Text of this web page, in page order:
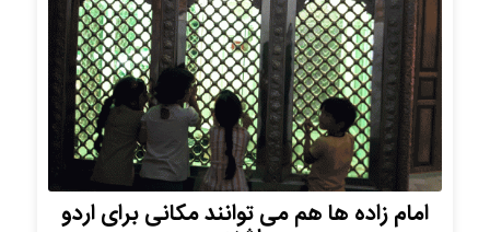
امام زاده ها هم می توانند مکانی برای اردو